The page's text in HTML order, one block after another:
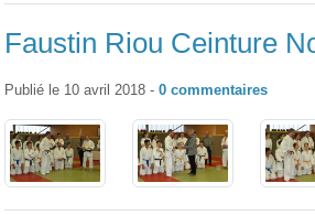
Faustin Riou Ceinture
Publié le 10 avril 2018 - 0 commentaires